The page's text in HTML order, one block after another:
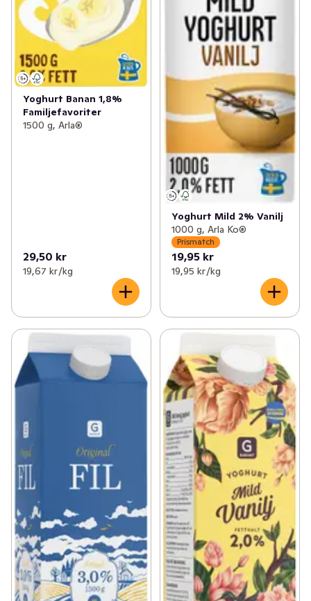
Yoghurt Banan 1,8%
Familjefavoriter
1500 g, Arla®
29,50 kr
19,67 kr /kg
Yoghurt Mild 2% Vanilj
1000 g, Arla Ko®
Prismatch
19,95 kr
19,95 kr /kg